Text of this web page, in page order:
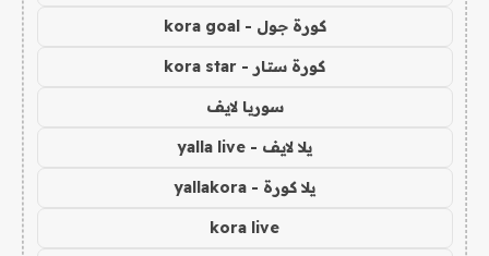
كورة جول - kora goal
كورة ستار - kora star
سوريا لايف
يلا لايف - yalla live
يلا كورة - yallakora
kora live